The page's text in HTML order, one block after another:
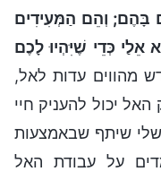
בָּהֶם; וְהֵם הַמְּעִידִים
אֵלַי כְּדֵי שֶׁיִּהְיוּ לָכֶם
מהווים עדות לאל,
יכול להעניק חיי
שיתף שבאמצעות
על עבודת האל